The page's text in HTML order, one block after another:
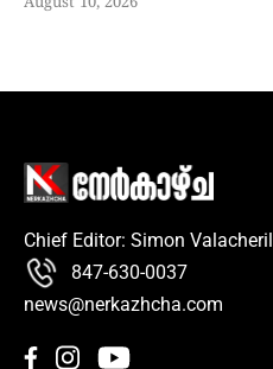
August 10, 2026
Chief Editor: Simon Valacheril
847-630-0037
news@nerkazhcha.com